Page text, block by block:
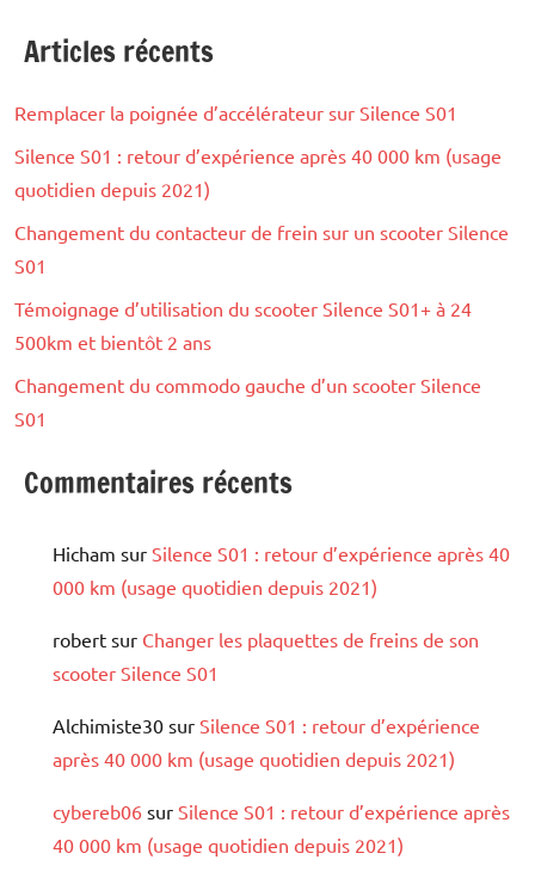
Articles récents
Remplacer la poignée d’accélérateur sur Silence S01
Silence S01 : retour d’expérience après 40 000 km (usage
quotidien depuis 2021)
Changement du contacteur de frein sur un scooter Silence
S01
Témoignage d’utilisation du scooter Silence S01+ à 24
500km et bientôt 2 ans
Changement du commodo gauche d’un scooter Silence
S01
Commentaires récents
Hicham sur Silence S01 : retour d’expérience après 40
000 km (usage quotidien depuis 2021)
robert sur Changer les plaquettes de freins de son
scooter Silence S01
Alchimiste30 sur Silence S01 : retour d’expérience
après 40 000 km (usage quotidien depuis 2021)
cybereb06 sur Silence S01 : retour d’expérience après
40 000 km (usage quotidien depuis 2021)